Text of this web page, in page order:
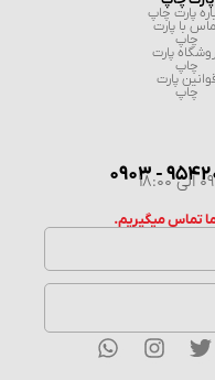
پارت چاپ
با پارت
چاپ
پارت
چاپ
پارت
چاپ
تماس میگیریم.